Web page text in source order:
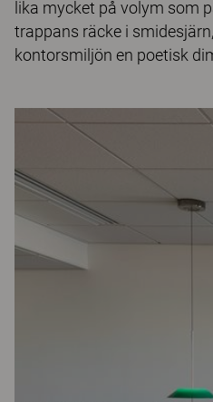
lika mycket på volym som
trappans räcke i
kontorsmiljön en poetisk